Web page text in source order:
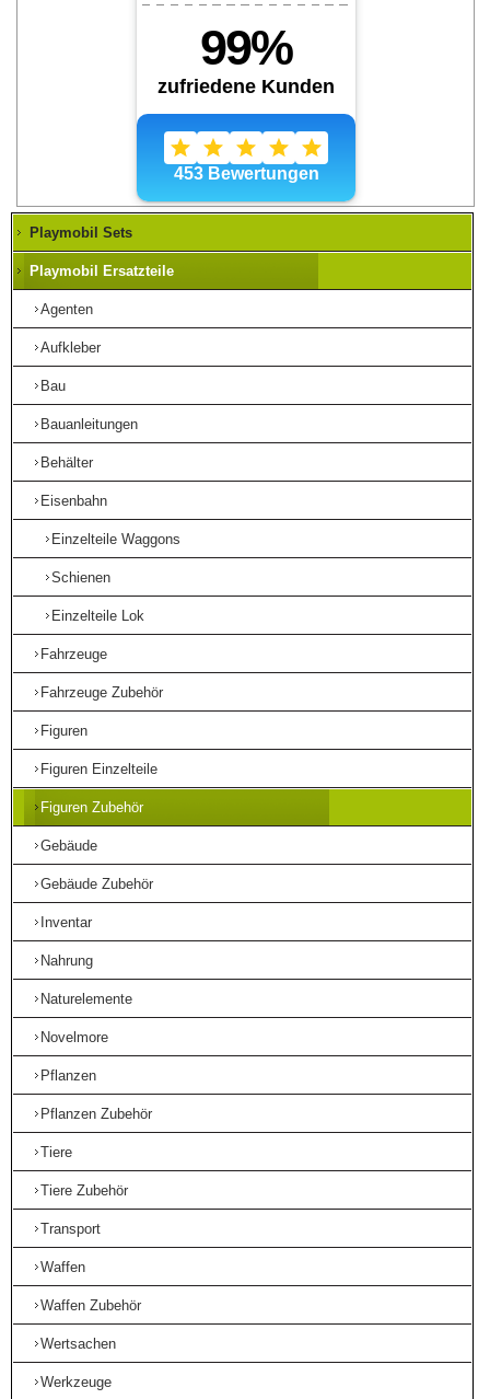
Playmobil Sets
Playmobil Ersatzteile
Agenten
Aufkleber
Bau
Bauanleitungen
Behälter
Eisenbahn
Einzelteile Waggons
Schienen
Einzelteile Lok
Fahrzeuge
Fahrzeuge Zubehör
Figuren
Figuren Einzelteile
Figuren Zubehör
Gebäude
Gebäude Zubehör
Inventar
Nahrung
Naturelemente
Novelmore
Pflanzen
Pflanzen Zubehör
Tiere
Tiere Zubehör
Transport
Waffen
Waffen Zubehör
Wertsachen
Werkzeuge